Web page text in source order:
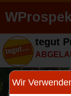
tegut
Wir